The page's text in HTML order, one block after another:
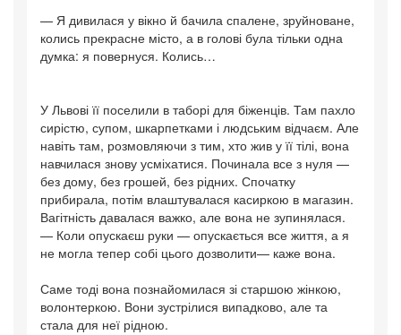
— Я дивилася у вікно й бачила спалене, зруйноване,
колись прекрасне місто, а в голові була тільки одна
думка: я повернуся. Колись…
У Львові її поселили в таборі для біженців. Там пахло
сирістю, супом, шкарпетками і людським відчаєм. Але
навіть там, розмовляючи з тим, хто жив у її тілі, вона
навчилася знову усміхатися. Починала все з нуля —
без дому, без грошей, без рідних. Спочатку
прибирала, потім влаштувалася касиркою в магазин.
Вагітність давалася важко, але вона не зупинялася.
— Коли опускаєш руки — опускається все життя, а я
не могла тепер собі цього дозволити— каже вона.
Саме тоді вона познайомилася зі старшою жінкою,
волонтеркою. Вони зустрілися випадково, але та
стала для неї рідною.